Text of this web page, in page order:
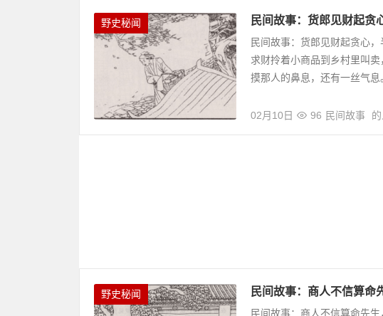
野史秘闻 民间故事：货郎见财起贪
民间故事：货郎见财起贪心
求财拎着小商品到乡村里叫
摸那人的鼻息，还有一丝气息
02月10日 96 民间故事
野史秘闻 民间故事：商人不信算命
民间故事：商人不信算命先